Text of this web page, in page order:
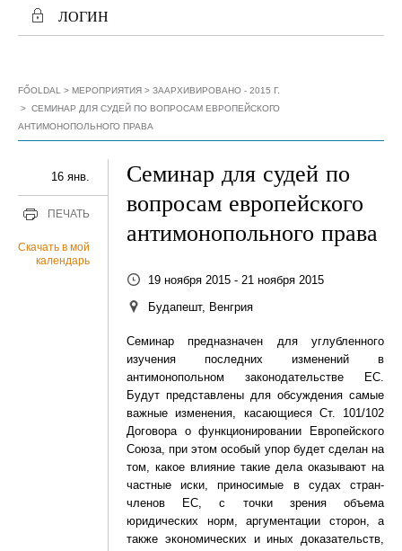
ЛОГИН
FŐOLDAL МЕРОПРИЯТИЯ
ЗААРХИВИРОВАНО - 2015 Г.
СЕМИНАР ДЛЯ СУДЕЙ ПО ВОПРОСАМ ЕВРОПЕЙСКОГО
АНТИМОНОПОЛЬНОГО ПРАВА
16 янв.
ПЕЧАТЬ
Скачать в мой
календарь
Семинар для судей по
вопросам европейского
антимонопольного права
19 ноября 2015 - 21 ноября 2015
Будапешт, Венгрия
Семинар предназначен для углубленного
изучения последних изменений в
антимонопольном законодательстве ЕС.
Будут представлены для обсуждения самые
важные изменения, касающиеся Ст. 101/102
Договора о функционировании Европейского
Союза, при этом особый упор будет сделан на
том, какое влияние такие дела оказывают на
частные иски, приносимые в судах стран-
членов ЕС, с точки зрения объема
юридических норм, аргументации сторон, а
также экономических и иных доказательств,